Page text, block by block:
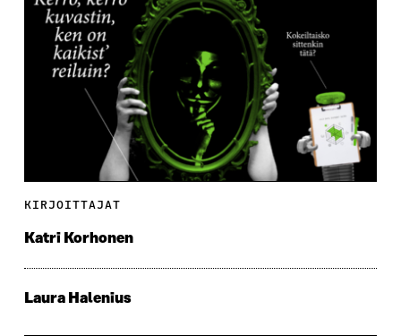
KIRJOITTAJAT
Katri Korhonen
Laura Halenius